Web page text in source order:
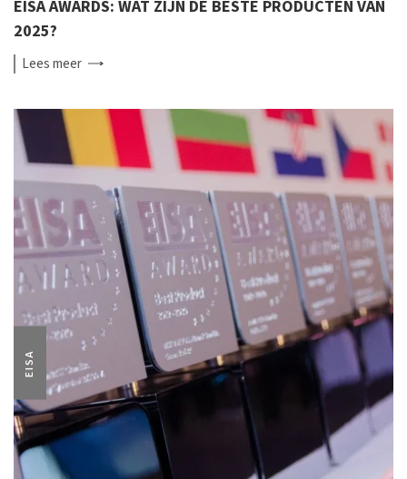
EISA AWARDS: WAT ZIJN DE BESTE PRODUCTEN VAN
2025?
Leesmeer
EISA